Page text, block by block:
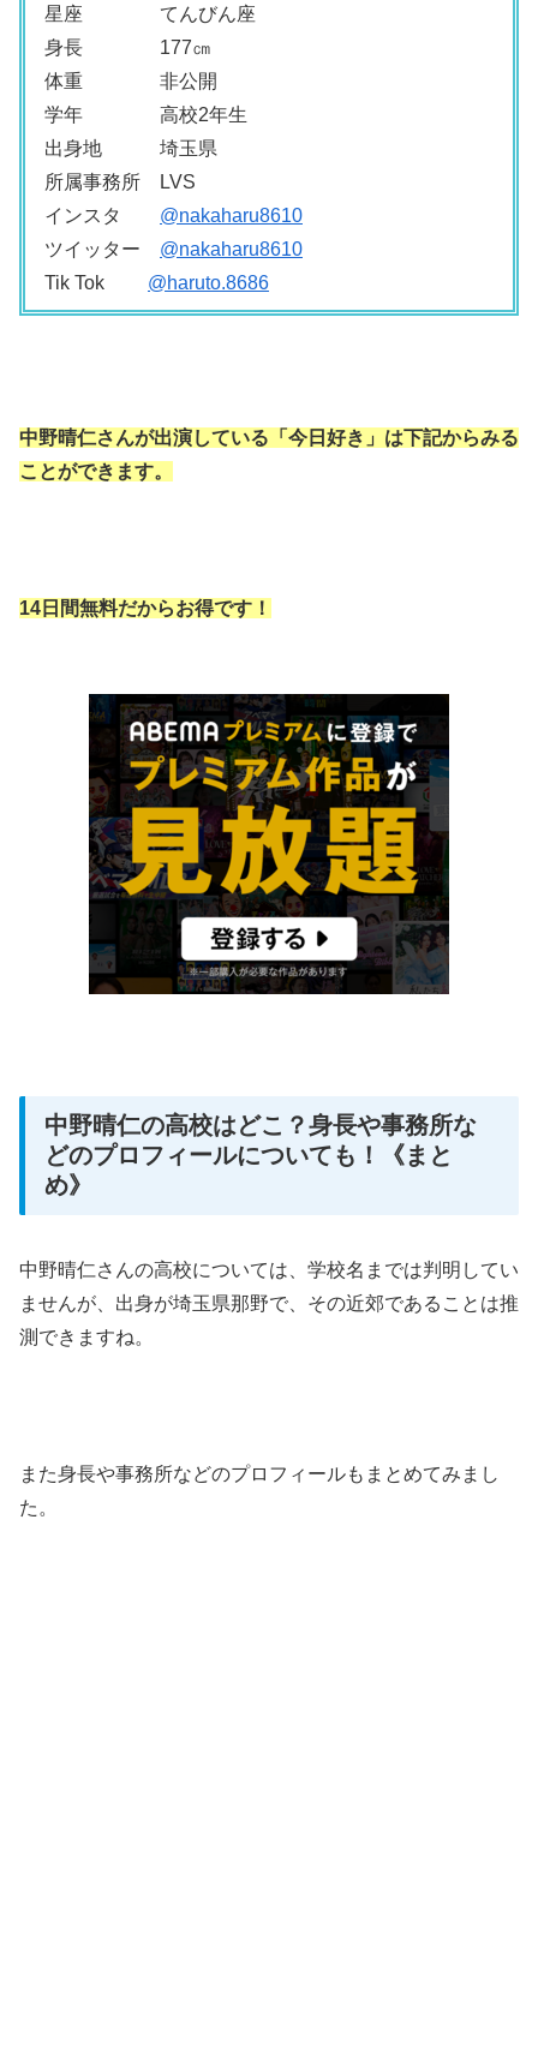
星座 てんびん座
身長 177㎝
体重 非公開
学年 高校2年生
出身地 埼玉県
所属事務所 LVS
インスタ @nakaharu8610
ツイッター @nakaharu8610
Tik Tok @haruto.8686
中野晴仁さんが出演している「今日好き」は下記からみる
ことができます。
14日間無料だからお得です！
中野晴仁の高校はどこ？身長や事務所な
どのプロフィールについても！《まと
め》
中野晴仁さんの高校については、学校名までは判明してい
ませんが、出身が埼玉県那野で、その近郊であることは推
測できますね。
また身長や事務所などのプロフィールもまとめてみまし
た。